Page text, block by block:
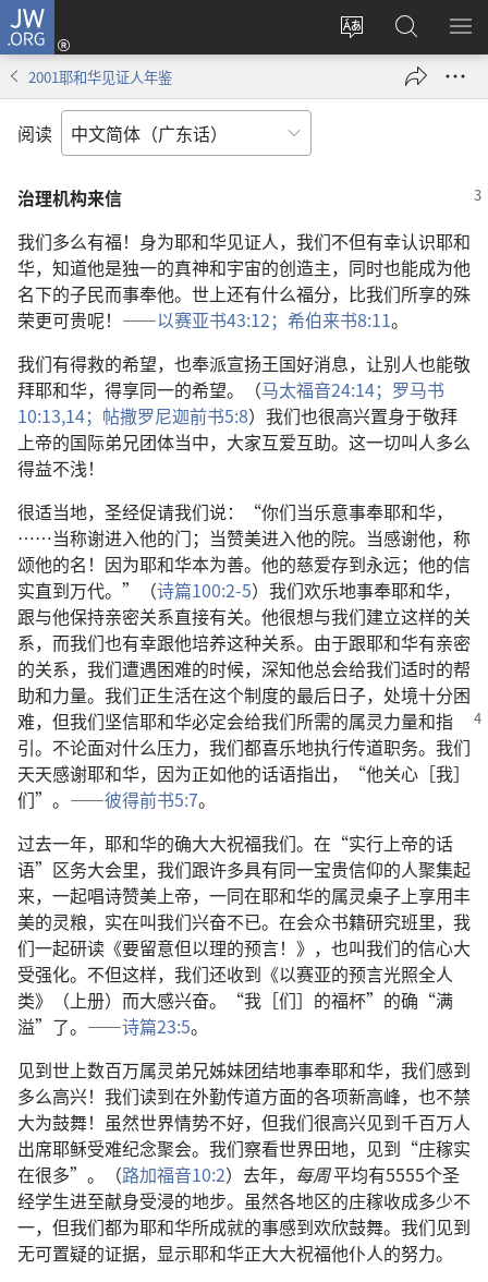
JW.ORG
更
登
录
（打
搜
索
JW.ORG
显
2001耶和华见证人年鉴
阅读
治理机构来信
我们多么有福！身为耶和华见证人，我们不但有幸认识耶和
华，知道他是独一的真神和宇宙的创造主，同时也能成为他
名下的子民而事奉他。世上还有什么福分，比我们所享的殊
荣更可贵呢！——以赛亚书43:12； 希伯来书8:11。
我们有得救的希望，也奉派宣扬王国好消息，让别人也能敬
拜耶和华，得享同一的希望。（马太福音24:14； 罗马书
10:13,14； 帖撒罗尼迦前书5:8）我们也很高兴置身于敬拜
上帝的国际弟兄团体当中，大家互爱互助。这一切叫人多么
得益不浅！
很适当地，圣经促请我们说：“你们当乐意事奉耶和华，
……当称谢进入他的门；当赞美进入他的院。当感谢他，称
颂他的名！因为耶和华本为善。他的慈爱存到永远；他的信
实直到万代。”（诗篇100:2-5）我们欢乐地事奉耶和华，
跟与他保持亲密关系直接有关。他很想与我们建立这样的关
系，而我们也有幸跟他培养这种关系。由于跟耶和华有亲密
的关系，我们遭遇困难的时候，深知他总会给我们适时的帮
助和力量。我们正生活在这个制度的最后日子，处境十分困
难，但我们坚信耶和华必定会给我们所需的属灵力量和指
引。不论面对什么压力，我们都喜乐地执行传道职务。我们
天天感谢耶和华，因为正如他的话语指出，“他关心［我］
们”。——彼得前书5:7。
过去一年，耶和华的确大大祝福我们。在“实行上帝的话
语”区务大会里，我们跟许多具有同一宝贵信仰的人聚集起
来，一起唱诗赞美上帝，一同在耶和华的属灵桌子上享用丰
美的灵粮，实在叫我们兴奋不已。在会众书籍研究班里，我
们一起研读《要留意但以理的预言！》，也叫我们的信心大
受强化。不但这样，我们还收到《以赛亚的预言光照全人
类》（上册）而大感兴奋。“我［们］的福杯”的确“满
溢”了。——诗篇23:5。
见到世上数百万属灵弟兄姊妹团结地事奉耶和华，我们感到
多么高兴！我们读到在外勤传道方面的各项新高峰，也不禁
大为鼓舞！虽然世界情势不好，但我们很高兴见到千百万人
出席耶稣受难纪念聚会。我们察看世界田地，见到“庄稼实
在很多”。（路加福音10:2）去年， 每周平均有5555个圣
经学生进至献身受浸的地步。虽然各地区的庄稼收成多少不
一，但我们都为耶和华所成就的事感到欢欣鼓舞。我们见到
无可置疑的证据，显示耶和华正大大祝福他仆人的努力。